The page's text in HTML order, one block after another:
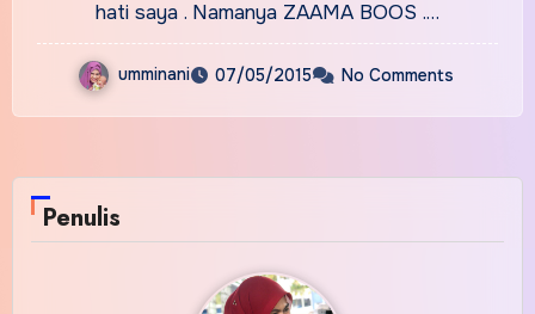
hati saya . Namanya ZAAMA BOOS .…
umminani 07/05/2015 No Comments
Penulis